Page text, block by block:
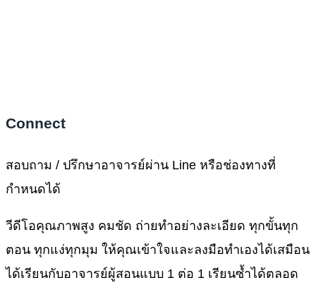
Connect
สอบถาม / ปรึกษาอาจารย์ผ่าน Line หรือช่องทางที่
กำหนดได้
วีดีโอคุณภาพสูง คมชัด ถ่ายทำอย่างละเอียด ทุกขั้นทุก
ตอน ทุกแง่ทุกมุม ให้คุณเข้าใจและลงมือทำเองได้เสมือน
ได้เรียนกับอาจารย์ผู้สอนแบบ 1 ต่อ 1 เรียนซ้ำได้ตลอด